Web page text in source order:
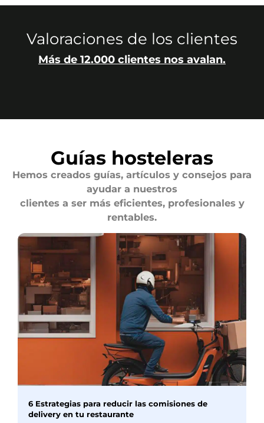
Valoraciones de los clientes
Más de 12.000 clientes nos avalan.
Guías hosteleras
Hemos creados guías, artículos y consejos para
ayudar a nuestros
clientes a ser más eficientes, profesionales y
rentables.
6 Estrategias para reducir las comisiones de
delivery en tu restaurante